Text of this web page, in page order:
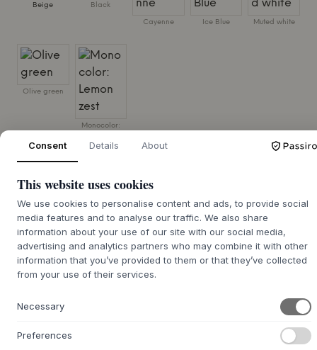
Beige Black
Cayenne Ice Blue Muted white
Olive green
Monocolor:
TAILLE:D70 X W70 X H74 CM
Commande en
souffrance : délai de
livraison d'environ 9 à 21
jours
Nous nous chargeons de vous le procurer
Consent Details About
This website uses cookies
We use cookies to personalise content and ads, to provide social
media features and to analyse our traffic. We also share
information about your use of our site with our social media,
advertising and analytics partners who may combine it with other
information that you’ve provided to them or that they’ve collected
from your use of their services.
Necessary
Preferences